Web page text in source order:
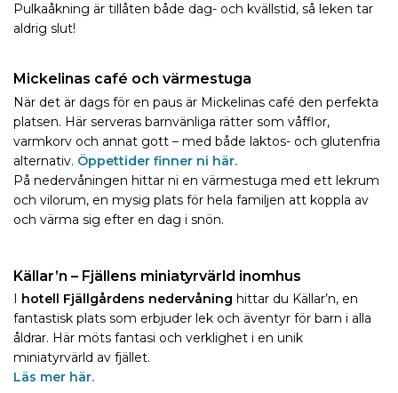
Pulkaåkning är tillåten både dag- och kvällstid, så leken tar
aldrig slut!
Mickelinas café och värmestuga
När det är dags för en paus är Mickelinas café den perfekta
platsen. Här serveras barnvänliga rätter som våfflor,
varmkorv och annat gott – med både laktos- och glutenfria
alternativ. Öppettider finner ni här.
På nedervåningen hittar ni en värmestuga med ett lekrum
och vilorum, en mysig plats för hela familjen att koppla av
och värma sig efter en dag i snön.
Källar’n – Fjällens miniatyrvärld inomhus
I hotell Fjällgårdens nedervåning hittar du Källar’n, en
fantastisk plats som erbjuder lek och äventyr för barn i alla
åldrar. Här möts fantasi och verklighet i en unik
miniatyrvärld av fjället.
Läs mer här.